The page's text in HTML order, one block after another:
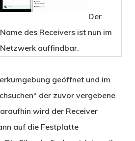
Der
Name des Receivers ist nun im
Netzwerk auffindbar.
geöffnet und im
der zuvor vergebene
wird der Receiver
auf die Festplatte